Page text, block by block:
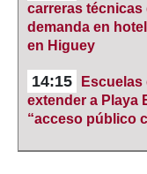
carreras técnicas
demanda en
en Higuey
14:15
extender a Playa
“acceso público